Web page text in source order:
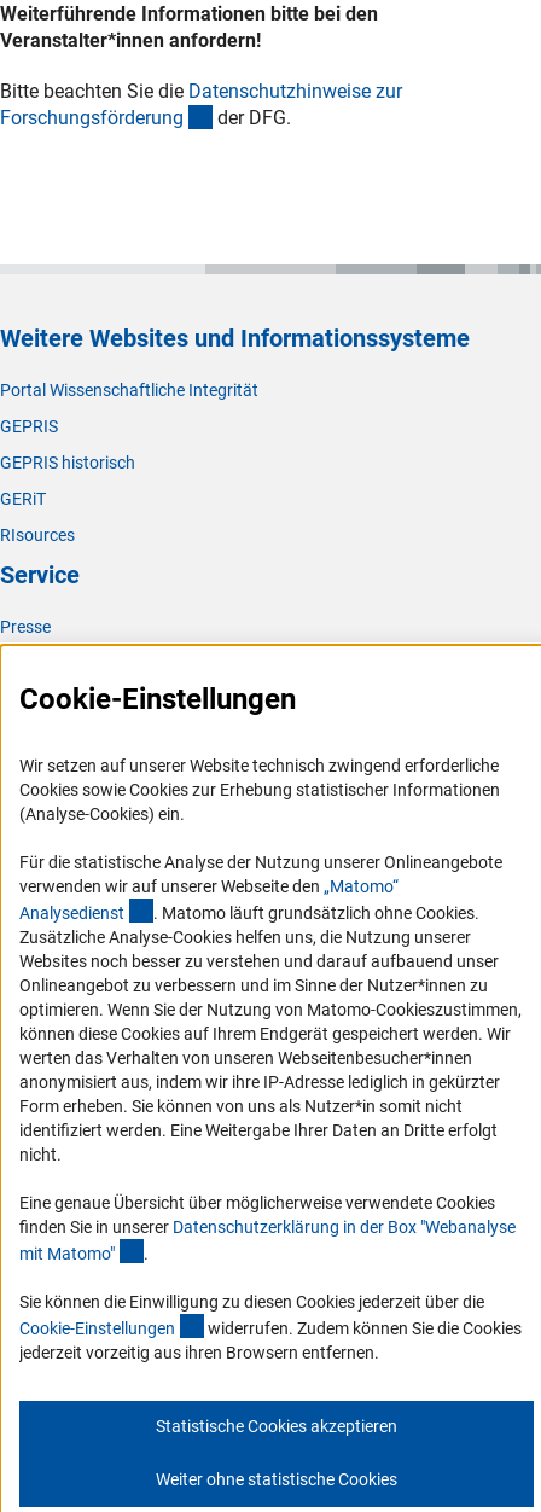
Weiterführende Informationen bitte bei den
Veranstalter*innen anfordern!
Bitte beachten Sie die Datenschutzhinweise zur
Forschungsförderung (interner Link)
der DFG.
Weitere Websites und Informationssysteme
Portal Wissenschaftliche Integrität
GEPRIS
GEPRIS historisch
GERiT
RIsources
Service
Presse
Karriere
RSS-Feeds
Compliance
Barrierefreiheit
Service und Informationen für Menschen mit Behinderungen
Erklärung zur Barrierefreiheit
Barriere melden
DFG-aktuell
Erhalten Sie Neuigkeiten aus der DFG direkt in Ihr Mailpostfach oder
schauen Sie sich die Ausgaben online an.
Zum Newsletter
Impressum Datenschutz Cookie-Einstellungen
Kontakt
Service
Cookie-Einstellungen
Wir setzen auf unserer Website technisch zwingend erforderliche
Cookies sowie Cookies zur Erhebung statistischer Informationen
(Analyse-Cookies) ein.
Für die statistische Analyse der Nutzung unserer Onlineangebote
verwenden wir auf unserer Webseite den „Matomo“
Analysedienst (externer Link)
. Matomo läuft grundsätzlich ohne Cookies.
Zusätzliche Analyse-Cookies helfen uns, die Nutzung unserer
Websites noch besser zu verstehen und darauf aufbauend unser
Onlineangebot zu verbessern und im Sinne der Nutzer*innen zu
optimieren. Wenn Sie der Nutzung von Matomo-Cookieszustimmen,
können diese Cookies auf Ihrem Endgerät gespeichert werden. Wir
werten das Verhalten von unseren Webseitenbesucher*innen
anonymisiert aus, indem wir ihre IP-Adresse lediglich in gekürzter
Form erheben. Sie können von uns als Nutzer*in somit nicht
identifiziert werden. Eine Weitergabe Ihrer Daten an Dritte erfolgt
nicht.
Eine genaue Übersicht über möglicherweise verwendete Cookies
finden Sie in unserer Datenschutzerklärung in der Box "Webanalyse
mit Matomo" .
Sie können die Einwilligung zu diesen Cookies jederzeit über die
Cookie-Einstellungen (interner Link)
widerrufen. Zudem können Sie die Cookies
jederzeit vorzeitig aus ihren Browsern entfernen.
Statistische Cookies akzeptieren
Weiter ohne statistische Cookies